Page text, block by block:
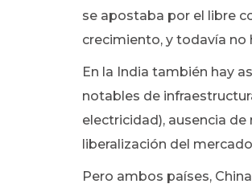
se apostaba por el libre
crecimiento, y todavía no
En la India también hay
notables de
electricidad), ausencia
liberalización del
Pero ambos países,